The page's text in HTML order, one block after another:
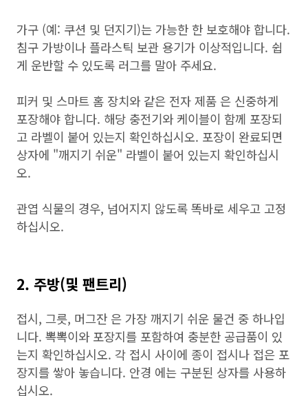
가구 (예: 쿠션 및 던지기)는 가능한 한 보호해야 합니다.
침구 가방이나 플라스틱 보관 용기가 이상적입니다. 쉽
게 운반할 수 있도록 러그를 말아 주세요.
피커 및 스마트 홈 장치와 같은 전자 제품 은 신중하게
포장해야 합니다. 해당 충전기와 케이블이 함께 포장되
고 라벨이 붙어 있는지 확인하십시오. 포장이 완료되면
상자에 "깨지기 쉬운" 라벨이 붙어 있는지 확인하십시
오.
관엽 식물의 경우, 넘어지지 않도록 똑바로 세우고 고정
하십시오.
2. 주방(및 팬트리)
접시, 그릇, 머그잔 은 가장 깨지기 쉬운 물건 중 하나입
니다. 뽁뽁이와 포장지를 포함하여 충분한 공급품이 있
는지 확인하십시오. 각 접시 사이에 종이 접시나 접은 포
장지를 쌓아 놓습니다. 안경 에는 구분된 상자를 사용하
십시오.